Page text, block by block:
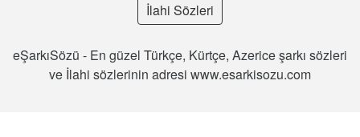
İlahi Sözleri
eŞarkıSözü - En güzel Türkçe, Kürtçe, Azerice şarkı sözleri
ve İlahi sözlerinin adresi www.esarkisozu.com